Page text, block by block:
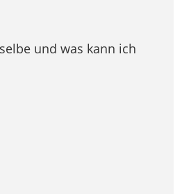
und was kann ich